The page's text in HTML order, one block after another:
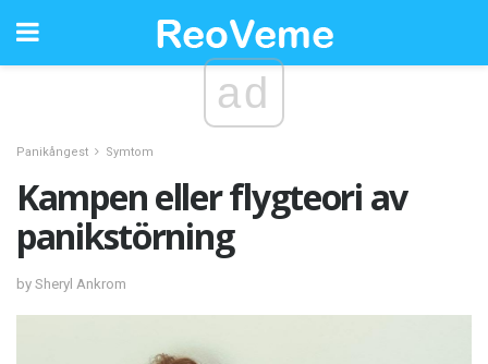
ad
Panikångest Symtom
Kampen eller flygteori av
panikstörning
by Sheryl Ankrom